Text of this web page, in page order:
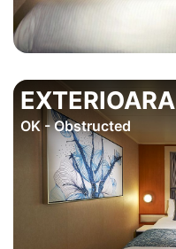
EXTERIOARA
OK - Obstructed